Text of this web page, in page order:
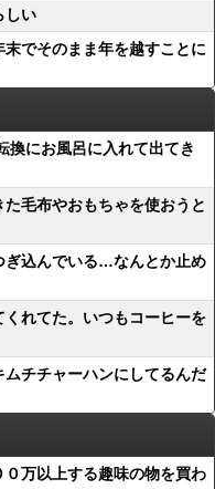
しい
でそのまま年を越すことに
換にお風呂に入れて出てき
毛布やおもちゃを使おうと
ぎ込んでいる…なんとか止め
れてた。いつもコーヒーを
チチャーハンにしてるんだ
万以上する趣味の物を買わ